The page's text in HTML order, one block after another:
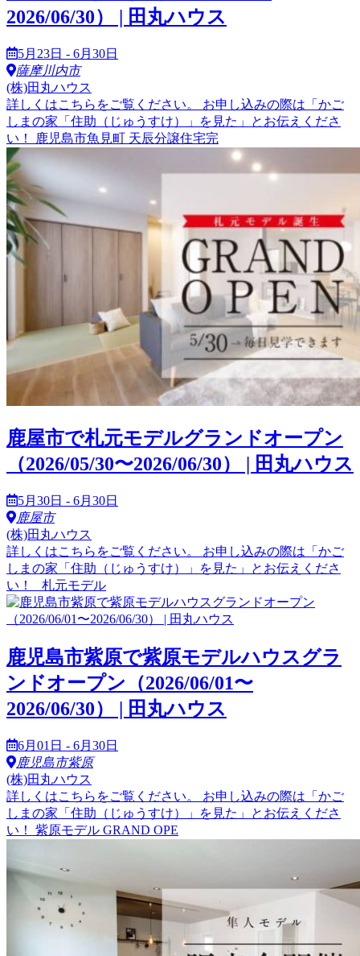
2026/06/30） | 田丸ハウス
5月23日 - 6月30日
薩摩川内市
(株)田丸ハウス
詳しくはこちらをご覧ください。 お申し込みの際は「かご
しまの家「住助（じゅうすけ）」を見た」とお伝えくださ
い！ 鹿児島市魚見町 天辰分譲住宅完
鹿屋市で札元モデルグランドオープン
（2026/05/30〜2026/06/30） | 田丸ハウス
5月30日 - 6月30日
鹿屋市
(株)田丸ハウス
詳しくはこちらをご覧ください。 お申し込みの際は「かご
しまの家「住助（じゅうすけ）」を見た」とお伝えくださ
い！ 札元モデル
鹿児島市紫原で紫原モデルハウスグラ
ンドオープン（2026/06/01〜
2026/06/30） | 田丸ハウス
6月01日 - 6月30日
鹿児島市紫原
(株)田丸ハウス
詳しくはこちらをご覧ください。 お申し込みの際は「かご
しまの家「住助（じゅうすけ）」を見た」とお伝えくださ
い！ 紫原モデル GRAND OPE